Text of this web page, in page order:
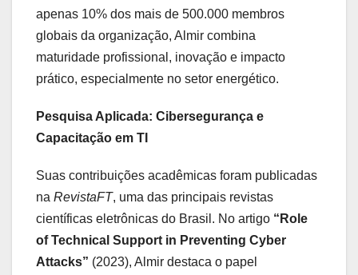
apenas 10% dos mais de 500.000 membros
globais da organização, Almir combina
maturidade profissional, inovação e impacto
prático, especialmente no setor energético.
Pesquisa Aplicada: Cibersegurança e
Capacitação em TI
Suas contribuições acadêmicas foram publicadas
na RevistaFT, uma das principais revistas
científicas eletrônicas do Brasil. No artigo “Role
of Technical Support in Preventing Cyber
Attacks” (2023), Almir destaca o papel